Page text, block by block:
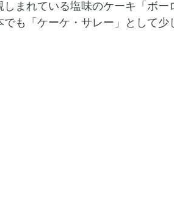
まれている塩味のケーキ「ボー
でも「ケーケ・サレー 」として